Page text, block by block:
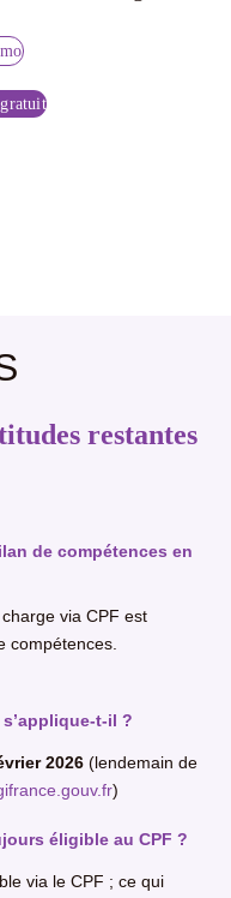
restantes
de compétences en
via CPF est
compétences.
t-il ?
2026(lendemain de
)
éligible au CPF ?
via le CPF ; ce qui